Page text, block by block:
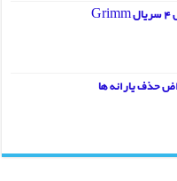
حذف یارانه ها